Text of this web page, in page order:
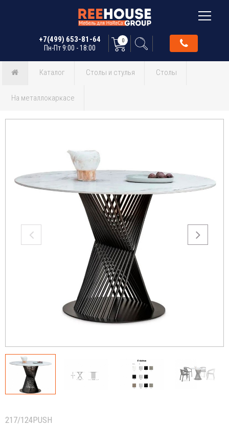
+7(499) 653-81-64
Пн-Пт 9:00 - 18:00
0
Каталог Столы и стулья Столы
На металлокаркасе
217/124PUSH